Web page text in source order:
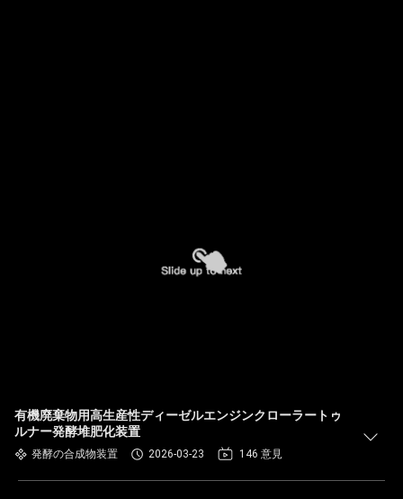
有機廃棄物用高生産性ディーゼルエンジンクローラートゥ
ルナー発酵堆肥化装置
発酵の合成物装置 2026-03-23 146 意見